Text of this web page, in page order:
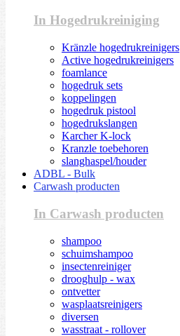
In Hogedrukreiniging
Kränzle hogedrukreinigers
Active hogedrukreinigers
foamlance
hogedruk sets
koppelingen
hogedruk pistool
hogedrukslangen
Karcher K-lock
Kranzle toebehoren
slanghaspel/houder
ADBL - Bulk
Carwash producten
In Carwash producten
shampoo
schuimshampoo
insectenreiniger
drooghulp - wax
ontvetter
wasplaatsreinigers
diversen
wasstraat - rollover